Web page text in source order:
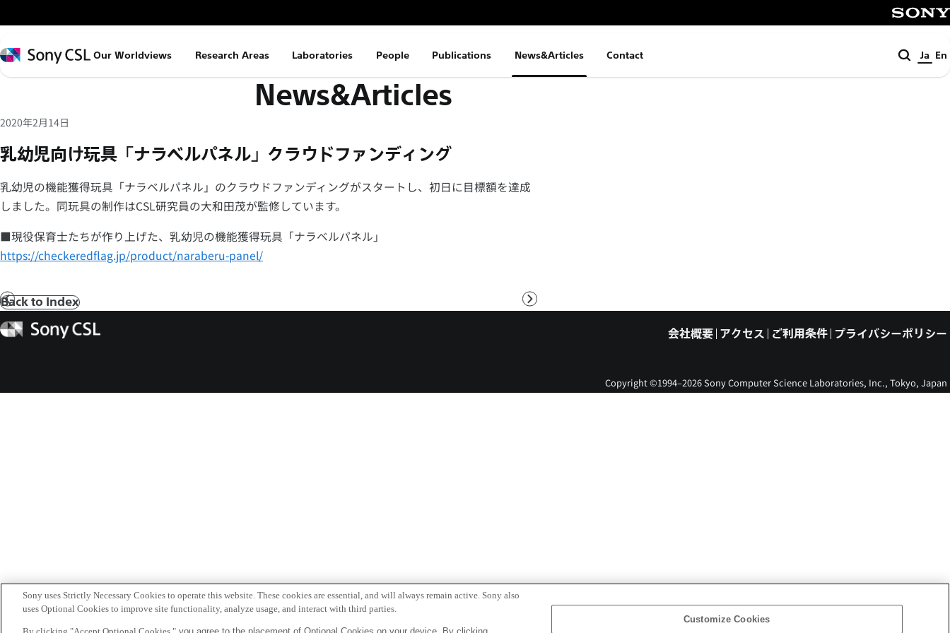
イ
ン
コ
ン
ツ
へ
ス
キ
プ
Sony
Our Worldviews Research Areas Laboratories People Publications News&Articles Contact
検
索
Ja En
News&Articles
2020年2月14日
乳幼児向け玩具「ナラベルパネル」クラウドファンディング
乳幼児の機能獲得玩具「ナラベルパネル」のクラウドファンディングがスタートし、初日に目標額を達成
しました。同玩具の制作はCSL研究員の大和田茂が監修しています。
■現役保育士たちが作り上げた、乳幼児の機能獲得玩具「ナラベルパネル」
https://checkeredflag.jp/product/naraberu-panel/
前
Back to Index 次
Sony
CSL
会社概要 アクセス ご利用条件 プライバシーポリシー
Copyright ©1994–2026 Sony Computer Science Laboratories, Inc., Tokyo, Japan
Sony uses Strictly Necessary Cookies to operate this website. These cookies are essential, and will always remain active. Sony also
uses Optional Cookies to improve site functionality, analyze usage, and interact with third parties.
Customize Cookies